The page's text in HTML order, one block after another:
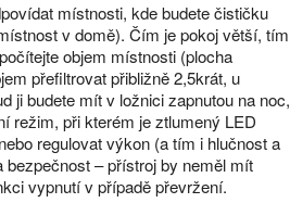
místnosti, kde budete čističku
v domě). Čím je pokoj větší, tím
objem místnosti (plocha
přefiltrovat přibližně 2,5krát, u
ji budete mít v ložnici zapnutou na noc,
režim, při kterém je ztlumený LED
regulovat výkon (a tím i hlučnost a
bezpečnost – přístroj by neměl mít
vypnutí v případě převržení.